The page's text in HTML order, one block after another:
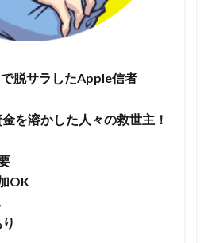
脱サラしたApple信者
を溶かした人々の救世主！
OK